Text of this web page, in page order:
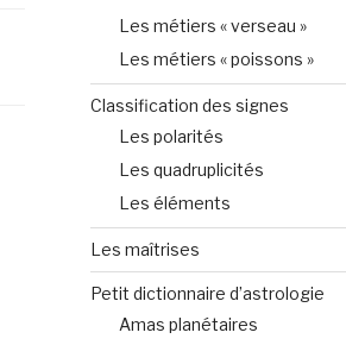
Les métiers « verseau »
Les métiers « poissons »
Classification des signes
Les polarités
Les quadruplicités
Les éléments
Les maîtrises
Petit dictionnaire d’astrologie
Amas planétaires